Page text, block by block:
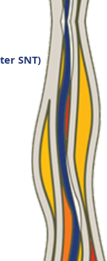
SNT)